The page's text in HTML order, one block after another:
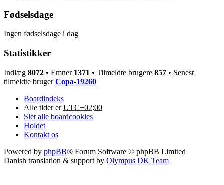
Fødselsdage
Ingen fødselsdage i dag
Statistikker
Indlæg 8072 • Emner 1371 • Tilmeldte brugere 857 • Senest
tilmeldte brugerCopa-19260
Boardindeks
Alle tider erUTC+02:00
Slet alle boardcookies
Holdet
Kontakt os
Powered by phpBB® Forum Software © phpBB Limited
Danish translation & support by Olympus DK Team